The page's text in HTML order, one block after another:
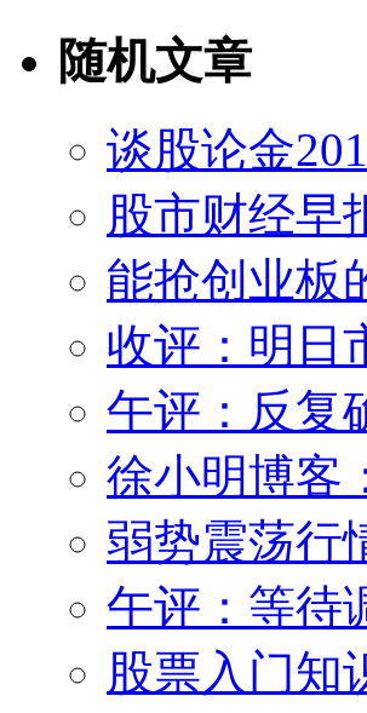
随机文章
谈股论金
股市财经早
能抢创业板
收评：明日
午评：反复
徐小明博客
弱势震荡行
午评：等待
股票入门知